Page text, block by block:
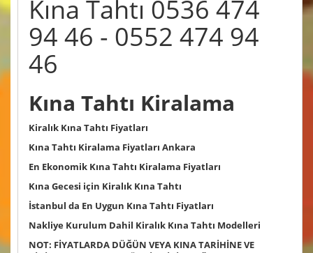
Kına Tahtı 0536 474
94 46 - 0552 474 94
46
Kına Tahtı Kiralama
Kiralık Kına Tahtı Fiyatları
Kına Tahtı Kiralama Fiyatları Ankara
En Ekonomik Kına Tahtı Kiralama Fiyatları
Kına Gecesi için Kiralık Kına Tahtı
İstanbul da En Uygun Kına Tahtı Fiyatları
Nakliye Kurulum Dahil Kiralık Kına Tahtı Modelleri
NOT: FİYATLARDA DÜĞÜN VEYA KINA TARİHİNE VE